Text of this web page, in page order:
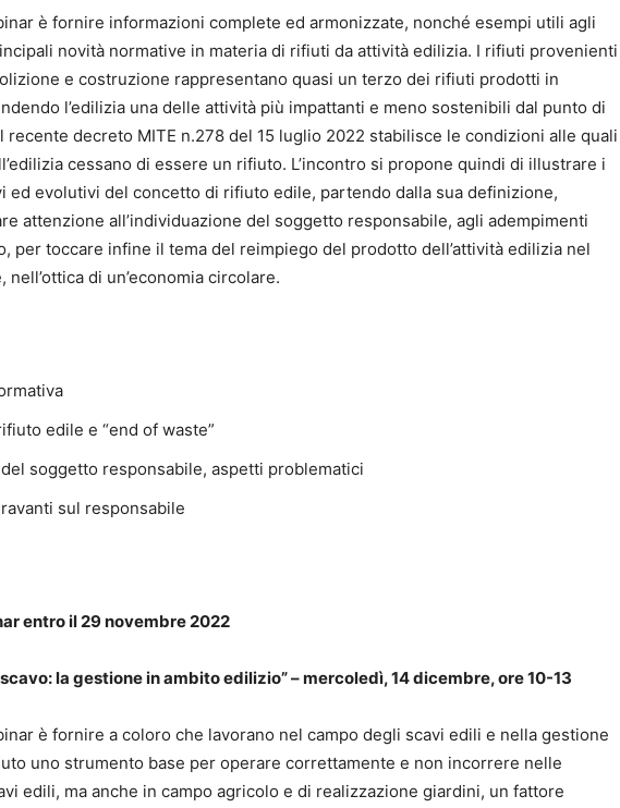
è fornire informazioni complete ed armonizzate, nonché esempi utili agli
novità normative in materia di rifiuti da attività edilizia. I rifiuti provenienti
e costruzione rappresentano quasi un terzo dei rifiuti prodotti in
l’edilizia una delle attività più impattanti e meno sostenibili dal punto di
recente decreto MITE n.278 del 15 luglio 2022 stabilisce le condizioni alle quali
cessano di essere un rifiuto. L’incontro si propone quindi di illustrare i
ed evolutivi del concetto di rifiuto edile, partendo dalla sua definizione,
attenzione all’individuazione del soggetto responsabile, agli adempimenti
per toccare infine il tema del reimpiego del prodotto dell’attività edilizia nel
di un’economia circolare.
edile e “end of waste”
soggetto responsabile, aspetti problematici
sul responsabile
entro il 29 novembre 2022
la gestione in ambito edilizio” – mercoledì, 14 dicembre, ore 10-13
è fornire a coloro che lavorano nel campo degli scavi edili e nella gestione
uno strumento base per operare correttamente e non incorrere nelle
edili, ma anche in campo agricolo e di realizzazione giardini, un fattore